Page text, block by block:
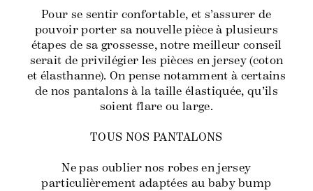
Pour se sentir confortable, et s’assurer de
pouvoir porter sa nouvelle pièce à plusieurs
étapes de sa grossesse, notre meilleur conseil
serait de privilégier les pièces en jersey (coton
et élasthanne). On pense notamment à certains
de nos pantalons à la taille élastiquée, qu’ils
soient flare ou large.
TOUS NOS PANTALONS
Ne pas oublier nos robes en jersey
particulièrement adaptées au baby bump